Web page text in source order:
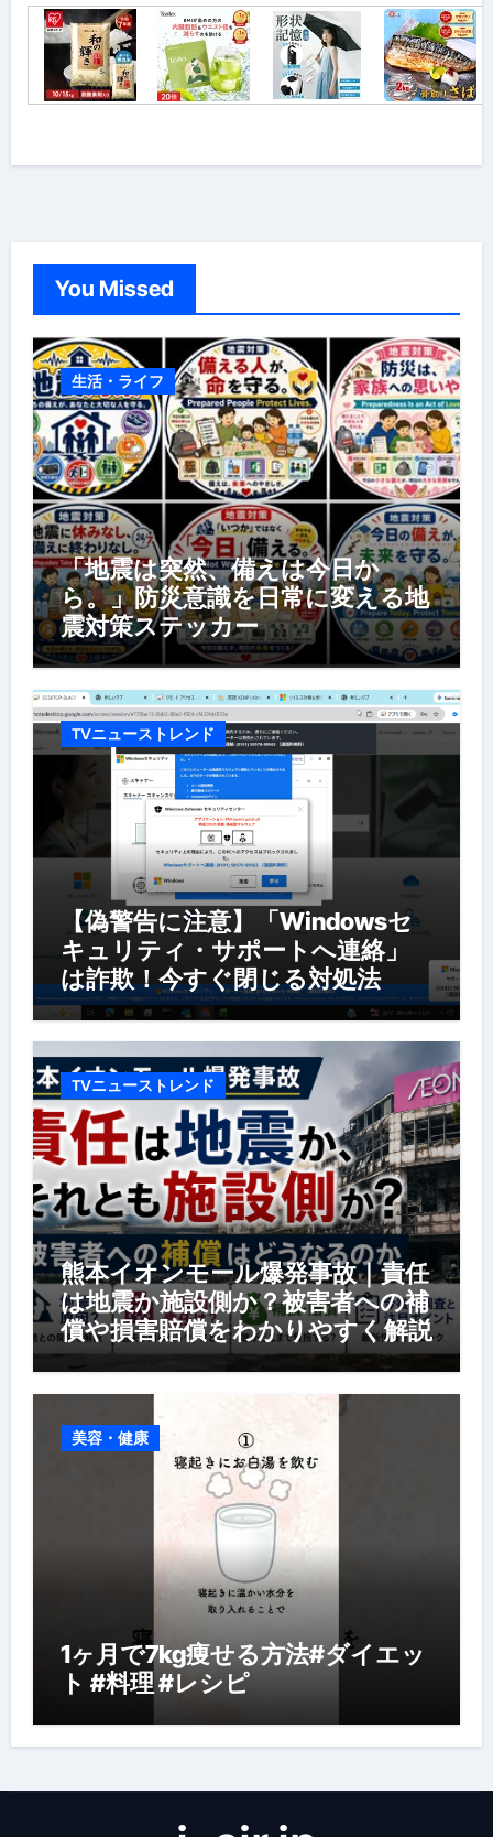
You Missed
生活・ライフ
「地震は突然、備えは今日か
ら。」防災意識を日常に変える地
震対策ステッカー
TVニューストレンド
【偽警告に注意】「Windowsセ
キュリティ・サポートへ連絡」
は詐欺！今すぐ閉じる対処法
TVニューストレンド
熊本イオンモール爆発事故｜責任
は地震か施設側か？被害者への補
償や損害賠償をわかりやすく解説
美容・健康
1ヶ月で7kg痩せる方法#ダイエッ
ト #料理 #レシピ